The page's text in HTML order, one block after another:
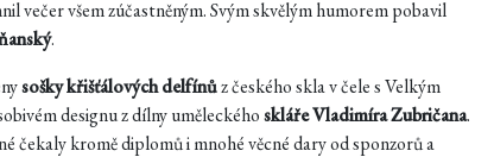
večer všem zúčastněným. Svým skvělým humorem pobavil
.
sošky křišťálových delfínůz českého skla v čele s Velkým
designu z dílny uměleckéhoskláře Vladimíra Zubričana.
čekaly kromě diplomů i mnohé věcné dary od sponzorů a